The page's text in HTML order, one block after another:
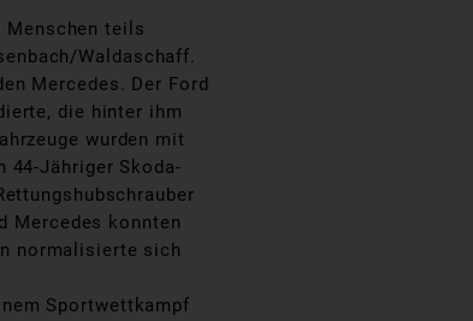
Menschen teils
Waldaschaff.
Mercedes. Der Ford
die hinter ihm
wurden mit
44-Jähriger Skoda-
Mercedes konnten
normalisierte sich
Sportwettkampf